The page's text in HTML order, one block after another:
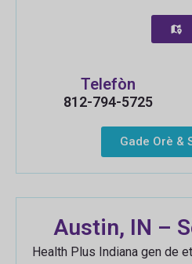
Telefòn
812-794-5725
Gade Orè &
Austin, IN –
Health Plus Indiana gen de